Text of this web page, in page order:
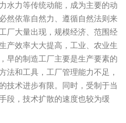
水力等传统动能，成为主要的动
然依靠自然力、遵循自然法则来
厂大量出现，规模经济、范围经
产效率大大提高，工业、农业生
早的制造工厂主要是生产要素的
法和工具，工厂管理能力不足，
技术进步有限。同时，受制于当
段，技术扩散的速度也较为缓